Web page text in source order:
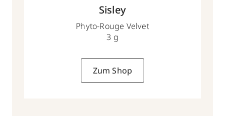
Sisley
Phyto-Rouge Velvet
3 g
Zum Shop